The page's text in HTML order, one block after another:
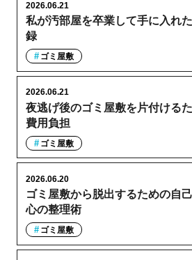
私が汚部屋を卒業して手に入れ
録
2026.06.21
ゴミ屋敷
夜逃げ後のゴミ屋敷を片付ける
費用負担
2026.06.21
ゴミ屋敷
ゴミ屋敷から脱出するための自
心の整理術
2026.06.20
ゴミ屋敷